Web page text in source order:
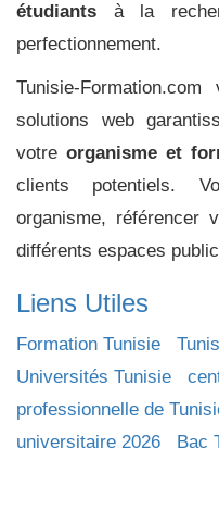
étudiants à la
perfectionnement.
Tunisie-
solutions web
votre organisme et
clients potentiels.
organisme, référencer
différents espaces
Liens Utiles
Formation Tunisie
Universités Tunisie
professionnelle de
universitaire 2026
Bac